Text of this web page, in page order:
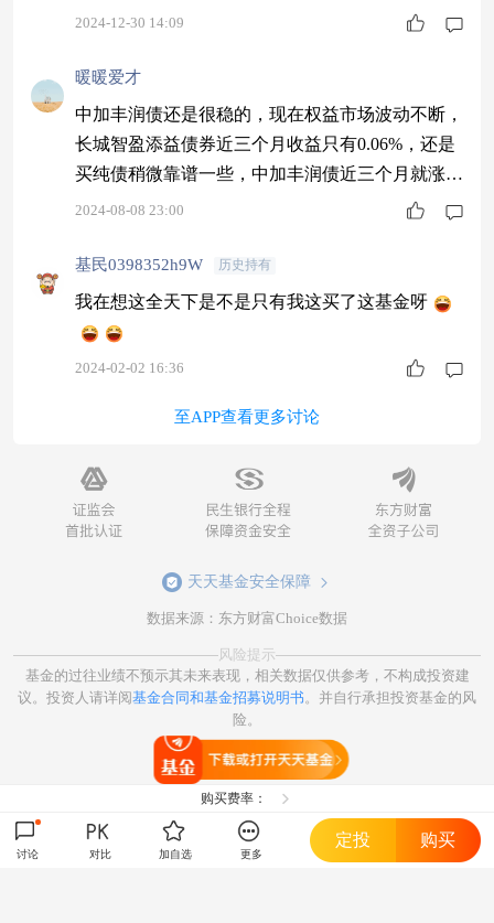
化名将雷俊管理的长城智盈添益债券基金（A类：
于2023年12月26日，其净值曲线一直较为平稳，临
近年末，单位净值继续走高，在12月27日达到1.06
88元，创下自成立以来的历史高点，为基金成立满
一
2024-12-30 14:09
暖暖爱才
中加丰润债还是很稳的，现在权益市场波动不断，
长城智盈添益债券近三个月收益只有0.06%，还是
买纯债稍微靠谱一些，中加丰润债近三个月就涨了
1.67%
2024-08-08 23:00
基民0398352h9W 历史持有
我在想这全天下是不是只有我这买了这基金呀
2024-02-02 16:36
至APP查看更多讨论
天天基金安全保障
数据来源：东方财富Choice数据
风险提示
基金的过往业绩不预示其未来表现，相关数据仅供参考，不构成投资建
议。投资人请详阅基金合同和基金招募说明书。并自行承担投资基金的风
险。
购买费率：
讨论 对比 加自选 更多
定投 购买
打开天天基金